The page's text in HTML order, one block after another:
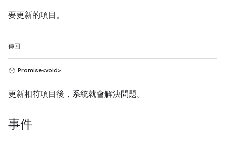
要更新的項目。
傳回
Promise<void>
更新相符項目後，系統就會解決問題。
事件